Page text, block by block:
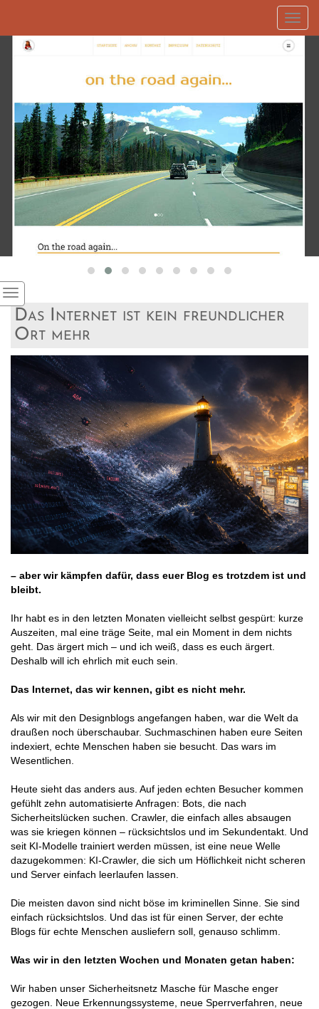
Das Internet ist kein freundlicher
Ort mehr
– aber wir kämpfen dafür, dass euer Blog es trotzdem ist und
bleibt.
Ihr habt es in den letzten Monaten vielleicht selbst gespürt: kurze
Auszeiten, mal eine träge Seite, mal ein Moment in dem nichts
geht. Das ärgert mich – und ich weiß, dass es euch ärgert.
Deshalb will ich ehrlich mit euch sein.
Das Internet, das wir kennen, gibt es nicht mehr.
Als wir mit den Designblogs angefangen haben, war die Welt da
draußen noch überschaubar. Suchmaschinen haben eure Seiten
indexiert, echte Menschen haben sie besucht. Das wars im
Wesentlichen.
Heute sieht das anders aus. Auf jeden echten Besucher kommen
gefühlt zehn automatisierte Anfragen: Bots, die nach
Sicherheitslücken suchen. Crawler, die einfach alles absaugen
was sie kriegen können – rücksichtslos und im Sekundentakt. Und
seit KI-Modelle trainiert werden müssen, ist eine neue Welle
dazugekommen: KI-Crawler, die sich um Höflichkeit nicht scheren
und Server einfach leerlaufen lassen.
Die meisten davon sind nicht böse im kriminellen Sinne. Sie sind
einfach rücksichtslos. Und das ist für einen Server, der echte
Blogs für echte Menschen ausliefern soll, genauso schlimm.
Was wir in den letzten Wochen und Monaten getan haben:
Wir haben unser Sicherheitsnetz Masche für Masche enger
gezogen. Neue Erkennungssysteme, neue Sperrverfahren, neue